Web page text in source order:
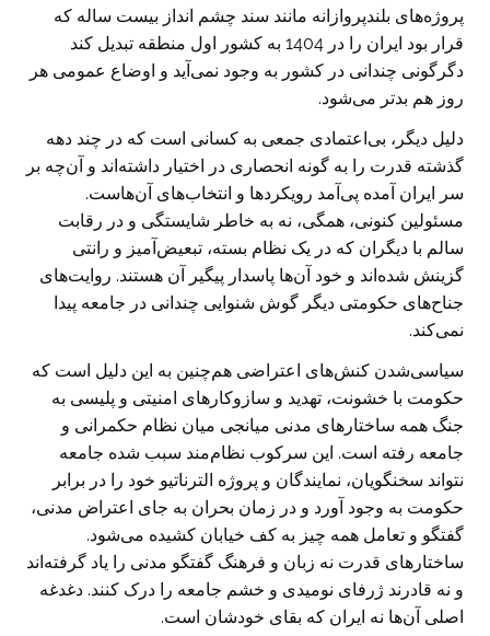
پروژه‌های بلندپروازانه مانند سند چشم انداز بیست ساله که
قرار بود ایران را در 1404 به کشور اول منطقه تبدیل کند
دگرگونی چندانی در کشور به وجود نمی‌آید و اوضاع عمومی هر
روز هم بدتر می‌شود.
دلیل دیگر، بی‌اعتمادی جمعی به کسانی است که در چند دهه
گذشته قدرت را به گونه انحصاری در اختیار داشته‌اند و آن‌چه بر
سر ایران آمده پی‌آمد رویکردها و انتخاب‌های آن‌هاست.
مسئولین کنونی، همگی، نه به خاطر شایستگی و در رقابت
سالم با دیگران که در یک نظام بسته، تبعیض‌آمیز و رانتی
گزینش شده‌اند و خود آن‌ها پاسدار پیگیر آن هستند. روایت‌های
جناح‌های حکومتی دیگر گوش شنوایی چندانی در جامعه پیدا
نمی‌کند.
سیاسی‌شدن کنش‌های اعتراضی هم‌چنین به این دلیل است که
حکومت با خشونت، تهدید و سازوکارهای امنیتی و پلیسی به
جنگ همه ساختارهای مدنی میانجی میان نظام حکمرانی و
جامعه رفته است. این سرکوب نظام‌مند سبب شده جامعه
نتواند سخنگویان، نمایندگان و پروژه الترناتیو خود را در برابر
حکومت به وجود آورد و در زمان بحران به جای اعتراض مدنی،
گفتگو و تعامل همه چیز به کف خیابان کشیده می‌شود.
ساختارهای قدرت نه زبان و فرهنگ گفتگو مدنی را یاد گرفته‌اند
و نه قادرند ژرفای نومیدی و خشم جامعه را درک کنند. دغدغه
اصلی آن‌ها نه ایران که بقای خودشان است.